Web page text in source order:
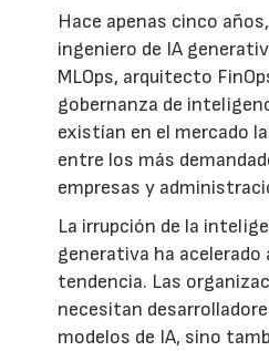
Hace apenas cinco
ingeniero de IA
MLOps, arquitecto
gobernanza de
existían en el mercado
entre los más
empresas y
La irrupción de la
generativa ha acelerado
tendencia. Las
necesitan
modelos de IA, sino